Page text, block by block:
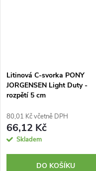
Litinová C-svorka PONY
JORGENSEN Light Duty -
rozpětí 5 cm
80,01 Kč včetně DPH
66,12 Kč
Skladem
DO KOŠÍKU